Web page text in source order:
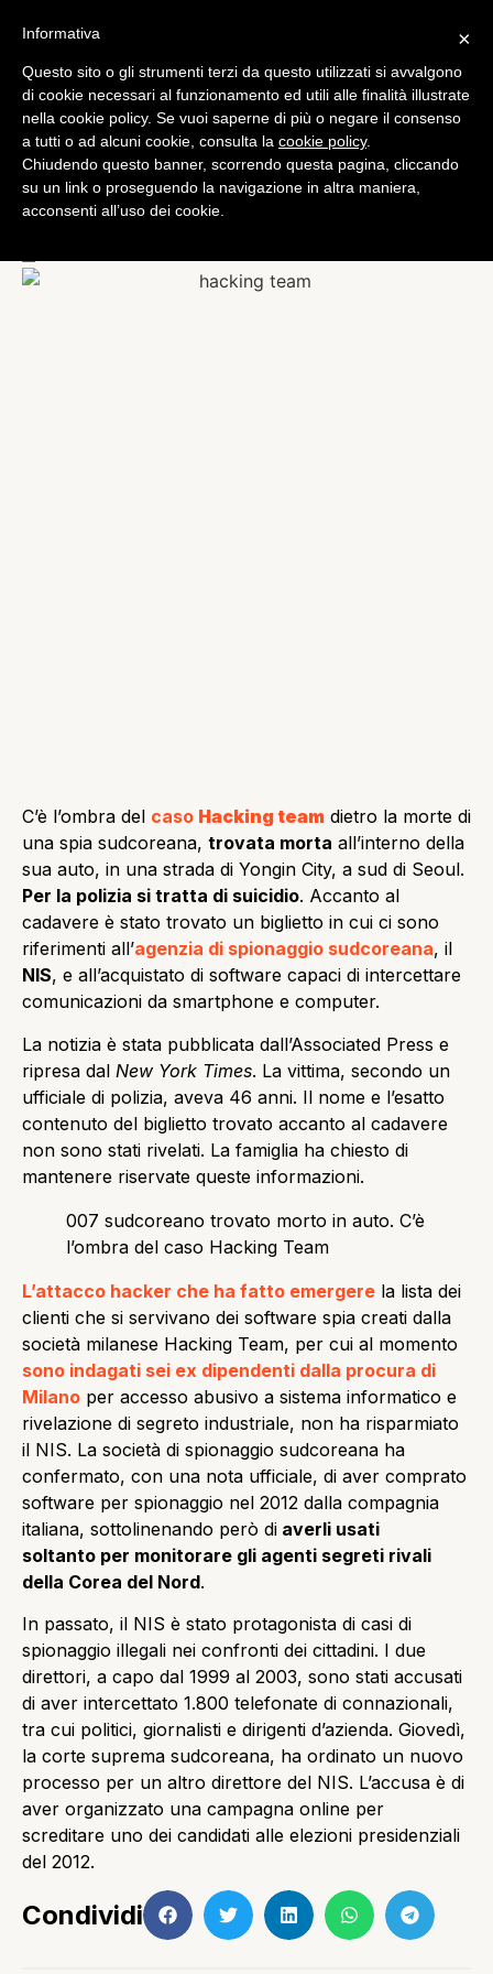
Cronaca
Spia sudcoreana trovata
morta in auto.
Collegamento con il caso
Hacking Team?
C’è l’ombra del caso Hacking team dietro la morte di
una spia sudcoreana, trovata morta all’interno della
sua auto, in una strada di Yongin City, a sud di Seoul.
Per la polizia si tratta di suicidio. Accanto al
cadavere è stato trovato un biglietto in cui ci sono
riferimenti all’agenzia di spionaggio sudcoreana, il
NIS, e all’acquistato di software capaci di intercettare
comunicazioni da smartphone e computer.
La notizia è stata pubblicata dall’Associated Press e
ripresa dal New York Times. La vittima, secondo un
ufficiale di polizia, aveva 46 anni. Il nome e l’esatto
contenuto del biglietto trovato accanto al cadavere
non sono stati rivelati. La famiglia ha chiesto di
mantenere riservate queste informazioni.
007 sudcoreano trovato morto in auto. C’è
l’ombra del caso Hacking Team
L’attacco hacker che ha fatto emergere la lista dei
clienti che si servivano dei software spia creati dalla
società milanese Hacking Team, per cui al momento
sono indagati sei ex dipendenti dalla procura di
Milano per accesso abusivo a sistema informatico e
rivelazione di segreto industriale, non ha risparmiato
il NIS. La società di spionaggio sudcoreana ha
confermato, con una nota ufficiale, di aver comprato
software per spionaggio nel 2012 dalla compagnia
italiana, sottolinenando però di averli usati
soltanto per monitorare gli agenti segreti rivali
della Corea del Nord.
In passato, il NIS è stato protagonista di casi di
spionaggio illegali nei confronti dei cittadini. I due
direttori, a capo dal 1999 al 2003, sono stati accusati
di aver intercettato 1.800 telefonate di connazionali,
tra cui politici, giornalisti e dirigenti d’azienda. Giovedì,
la corte suprema sudcoreana, ha ordinato un nuovo
processo per un altro direttore del NIS. L’accusa è di
aver organizzato una campagna online per
screditare uno dei candidati alle elezioni presidenziali
del 2012.
Condividi
×
Informativa
Questo sito o gli strumenti terzi da questo utilizzati si avvalgono
di cookie necessari al funzionamento ed utili alle finalità illustrate
nella cookie policy. Se vuoi saperne di più o negare il consenso
a tutti o ad alcuni cookie, consulta la cookie policy.
Chiudendo questo banner, scorrendo questa pagina, cliccando
su un link o proseguendo la navigazione in altra maniera,
acconsenti all’uso dei cookie.